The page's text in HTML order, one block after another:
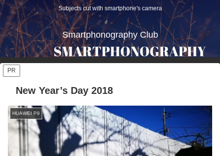
Subjects cut with smartphone's camera
Smartphonography Club
PR
New Year’s Day 2018
HUAWEI P9